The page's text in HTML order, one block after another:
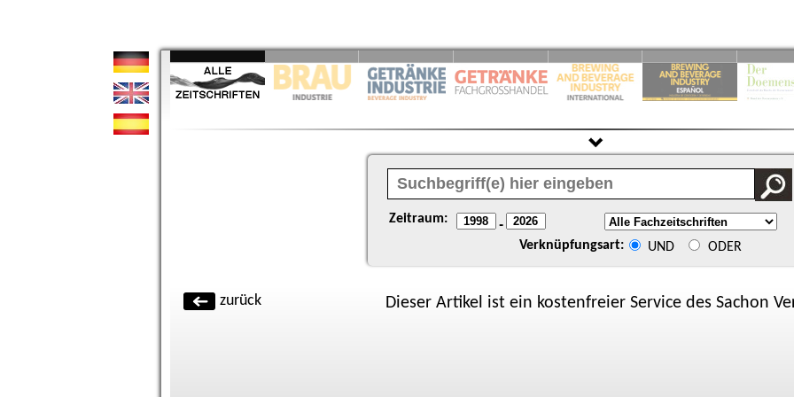
Zeitraum: -
Verknüpfungsart: UND ODER
zurück Dieser Artikel ist ein kostenfreier Service des Sachon